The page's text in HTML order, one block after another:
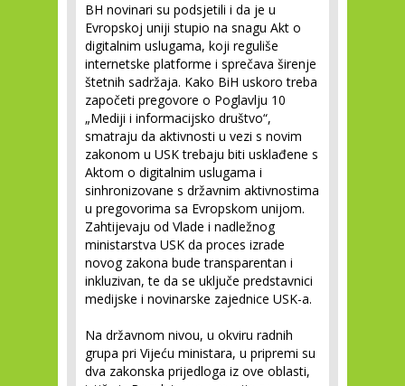
BH novinari su podsjetili i da je u
Evropskoj uniji stupio na snagu Akt o
digitalnim uslugama, koji reguliše
internetske platforme i sprečava širenje
štetnih sadržaja. Kako BiH uskoro treba
započeti pregovore o Poglavlju 10
„Mediji i informacijsko društvo“,
smatraju da aktivnosti u vezi s novim
zakonom u USK trebaju biti usklađene s
Aktom o digitalnim uslugama i
sinhronizovane s državnim aktivnostima
u pregovorima sa Evropskom unijom.
Zahtijevaju od Vlade i nadležnog
ministarstva USK da proces izrade
novog zakona bude transparentan i
inkluzivan, te da se uključe predstavnici
medijske i novinarske zajednice USK-a.
Na državnom nivou, u okviru radnih
grupa pri Vijeću ministara, u pripremi su
dva zakonska prijedloga iz ove oblasti,